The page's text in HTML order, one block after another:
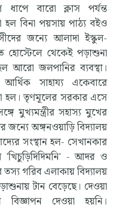
বারো ক্লাস পর্যন্ত
বিনা পয়সায় পাঠ্য বইও
জন্যে আলাদা ইস্কুল-
হোস্টেলে থেকেই পড়াশুনা
আরো জলপানির ব্যবস্থা।
সাহায্য একেবারে
হল। তৃণমূলের সরকার এসে
মুখ্যমন্ত্রীর সহাস্য মুখের
জন্যে অঙ্গনওয়াড়ি বিদ্যালয়
সংস্থান হল- সেখানকার
'খিচুড়িদিদিমনি' - আদর ও
গরিব এলাকায় বিদ্যালয়
টান বেড়েছে। দেওয়া
দেওয়া হয়নি।